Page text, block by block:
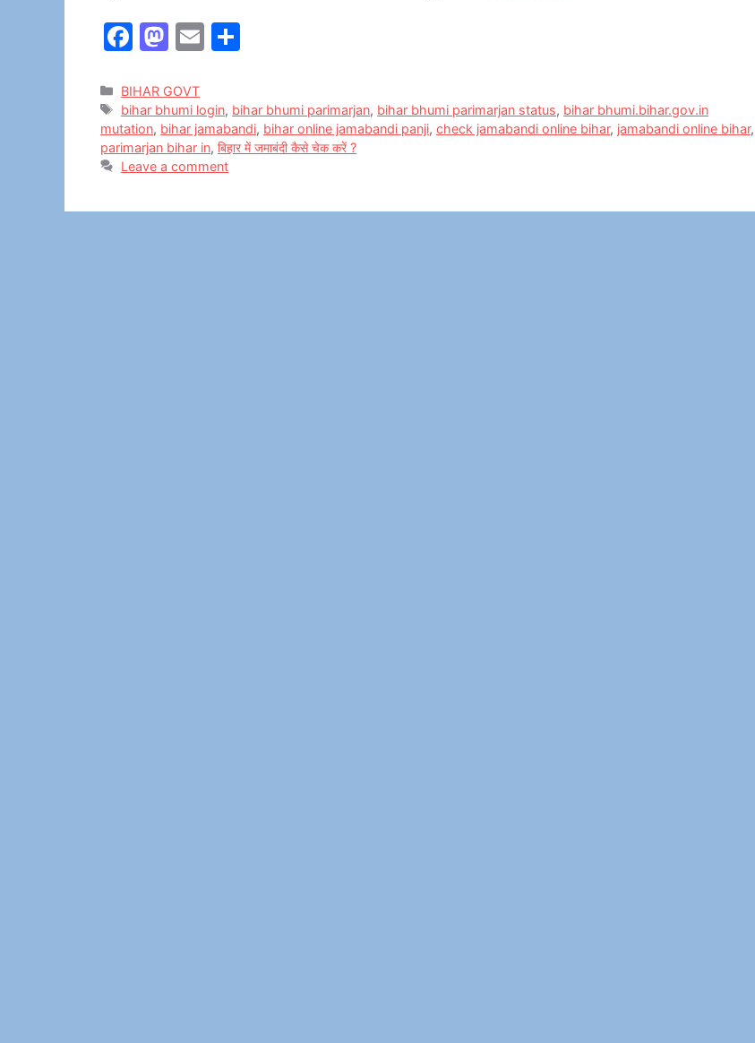
F
c
e
b
o
o
M
st
o
d
o
n
E
l
e
Categories
BIHAR GOVT
Tags
bihar bhumi login, bihar bhumi parimarjan, bihar bhumi parimarjan status, bihar bhumi.bihar.gov.in
mutation, bihar jamabandi, bihar online jamabandi panji, check jamabandi online bihar, jamabandi online bihar,
parimarjan bihar in, बिहार में जमाबंदी कैसे चेक करें ?
Leave a comment